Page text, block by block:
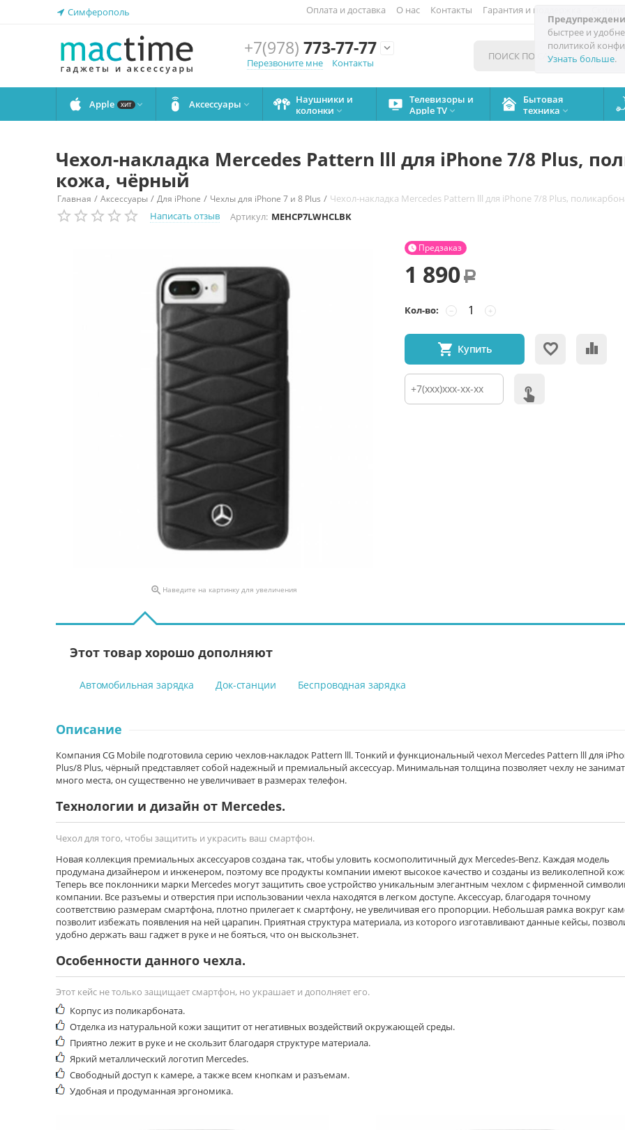
быстрее и
политикой
Узнать больше.
Симферополь Оплата и доставка О нас Контакты Гарантия и поддержка
+7(978) 773-77-77

Перезвоните мне
Контакты
Apple ХИТ  Аксессуары 
Наушники и
колонки 
Телевизоры и
Apple TV 
Бытовая
техника 
Чехол-накладка Mercedes Pattern lll для iPhone 7/8 Plus,
кожа, чёрный
Главная / Аксессуары / Для iPhone / Чехлы для iPhone 7 и 8 Plus / Чехол-накладка Mercedes Pattern lll для iPhone 7/8 Plus,
Написать отзыв
Артикул: MEHCP7LWHCLBK
 Наведите на картинку для увеличения
Предзаказ

1 890 Р
Кол-во: +
−
Купить
Этот товар хорошо дополняют
Автомобильная зарядка Док-станции Беспроводная зарядка
Описание
Компания CG Mobile подготовила серию чехлов-накладок Pattern lll. Тонкий и функциональный чехол Mercedes Pattern lll для
Plus/8 Plus, чёрный представляет собой надежный и премиальный аксессуар. Минимальная толщина позволяет чехлу не
много места, он существенно не увеличивает в размерах телефон.
Технологии и дизайн от Mercedes.
Чехол для того, чтобы защитить и украсить ваш смартфон.
Новая коллекция премиальных аксессуаров создана так, чтобы уловить космополитичный дух Mercedes-Benz. Каждая модель
продумана дизайнером и инженером, поэтому все продукты компании имеют высокое качество и созданы из великолепной
Теперь все поклонники марки Mercedes могут защитить свое устройство уникальным элегантным чехлом с фирменной
компании. Все разъемы и отверстия при использовании чехла находятся в легком доступе. Аксессуар, благодаря точному
соответствию размерам смартфона, плотно прилегает к смартфону, не увеличивая его пропорции. Небольшая рамка вокруг
позволит избежать появления на ней царапин. Приятная структура материала, из которого изготавливают данные кейсы,
удобно держать ваш гаджет в руке и не бояться, что он выскользнет.
Особенности данного чехла.
Этот кейс не только защищает смартфон, но украшает и дополняет его.
Корпус из поликарбоната.
Отделка из натуральной кожи защитит от негативных воздействий окружающей среды.
Приятно лежит в руке и не скользит благодаря структуре материала.
Яркий металлический логотип Mercedes.
Свободный доступ к камере, а также всем кнопкам и разъемам.
Удобная и продуманная эргономика.